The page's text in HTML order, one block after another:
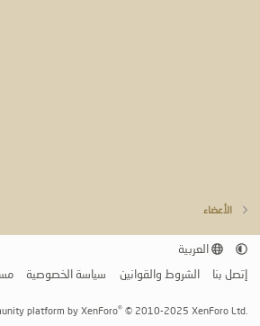
الأعضاء
العربية
إتصل بنا
الشروط والقوانين سياسة الخصوصية
platform by XenForo® © 2010-2025 XenForo Ltd.